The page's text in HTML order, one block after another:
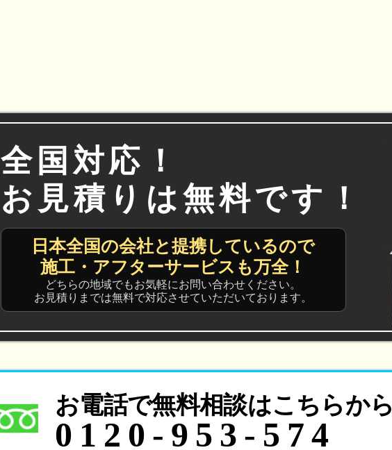
全国対応！
お見積りは無料です！
日本全国の会社と提携しているので
施工・アフターサービスも万全！
どちらの地域でもお気軽にお問い合わせください。
お見積りまでは無料で対応させていただいております。
お電話で無料相談はこちらから
0120-953-574